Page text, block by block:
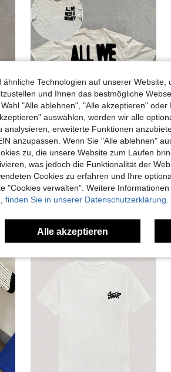
Geschenkparty Sommerurlaub Neujahr Valentinstag
21
EU Warehouse SHEIN Herren Kontrast-Farbdruck T-Shirt mit Rundhalsausschnitt und Kurzarm, Standardpassform
#2 Bestseller in Elastan Herren T-Shirts
14,75€
Technologien auf unserer Website,
und Ihnen das bestmögliche
"Alle ablehnen", "Alle akzeptieren" oder
auswählen, werden wir alle
analysieren, erweiterte Funktionen
anzupassen. Wenn Sie "Alle ablehnen"
zu, die unsere Website zum Laufen
was jedoch die Funktionalität der
Cookies zu erfahren und Ihre
"Cookies verwalten". Weitere
finden Sie in unserer Datenschutzerklärung.
Alle akzeptieren